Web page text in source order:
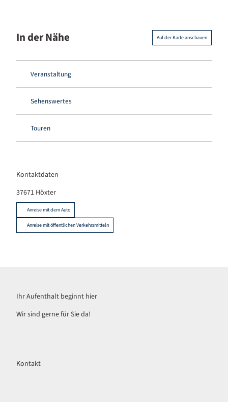
In der Nähe Auf der Karte anschauen
Veranstaltung
Sehenswertes
Touren
Kontaktdaten
37671 Höxter
Anreise mit dem Auto
Anreise mit öffentlichen Verkehrsmitteln
Ihr Aufenthalt beginnt hier
Wir sind gerne für Sie da!
Kontakt